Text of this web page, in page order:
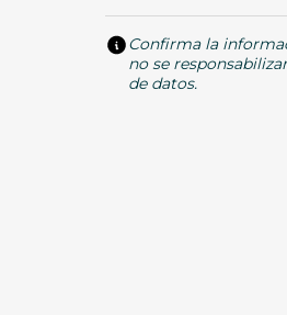
Confirma la
no se
de datos.